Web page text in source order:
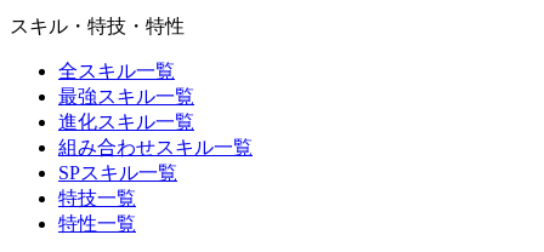
スキル・特技・特性
全スキル一覧
最強スキル一覧
進化スキル一覧
組み合わせスキル一覧
SPスキル一覧
特技一覧
特性一覧